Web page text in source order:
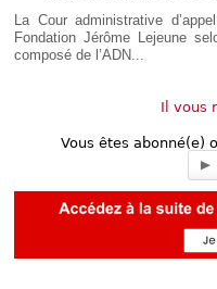
La Cour administrative
Fondation Jérôme Lejeune
composé de l’ADN...
Il vous
Vous êtes abonné(e)